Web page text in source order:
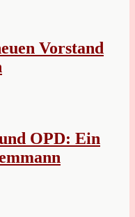
Vorstand
OPD: Ein